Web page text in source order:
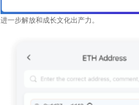
进一步解放和成长文化出产力。